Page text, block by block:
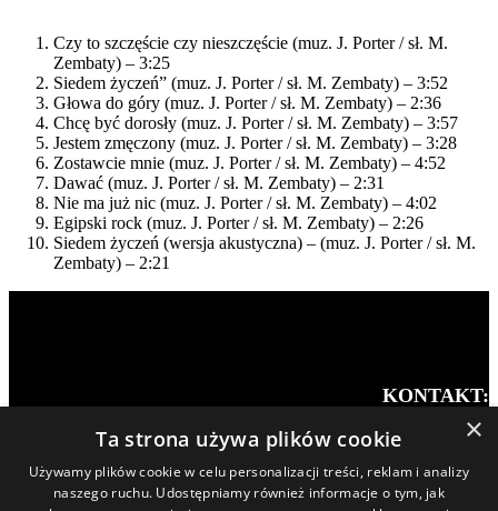
Czy to szczęście czy nieszczęście (muz. J. Porter / sł. M.
Zembaty) – 3:25
Siedem życzeń” (muz. J. Porter / sł. M. Zembaty) – 3:52
Głowa do góry (muz. J. Porter / sł. M. Zembaty) – 2:36
Chcę być dorosły (muz. J. Porter / sł. M. Zembaty) – 3:57
Jestem zmęczony (muz. J. Porter / sł. M. Zembaty) – 3:28
Zostawcie mnie (muz. J. Porter / sł. M. Zembaty) – 4:52
Dawać (muz. J. Porter / sł. M. Zembaty) – 2:31
Nie ma już nic (muz. J. Porter / sł. M. Zembaty) – 4:02
Egipski rock (muz. J. Porter / sł. M. Zembaty) – 2:26
Siedem życzeń (wersja akustyczna) – (muz. J. Porter / sł. M.
Zembaty) – 2:21
KONTAKT:
Taissa Kamińska
Stardust Music Agency
+48 6** *** ***
×
Ta strona używa plików cookie
Używamy plików cookie w celu personalizacji treści, reklam i analizy
naszego ruchu. Udostępniamy również informacje o tym, jak